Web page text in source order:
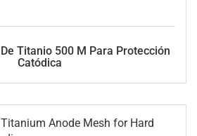
Titanio 500 M Para Protección
Catódica